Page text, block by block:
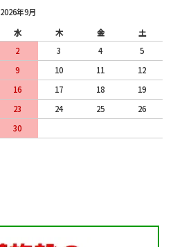
2026年9月
水 木 金
土
2 3 4
5
9 10 11
12
16 17 18
19
23 24 25
26
30